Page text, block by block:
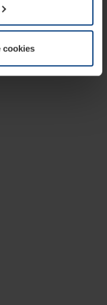
Uw
bij de uitleg van de
cookies